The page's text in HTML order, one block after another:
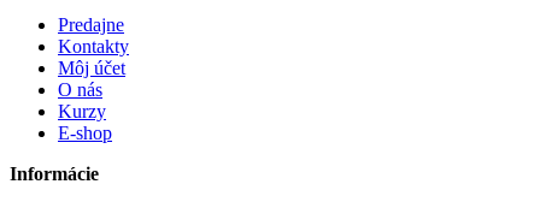
Predajne
Kontakty
Môj účet
O nás
Kurzy
E-shop
Informácie